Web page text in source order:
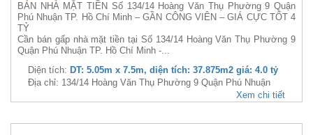
BÁN NHÀ MẶT TIỀN Số 134/14 Hoàng Văn Thụ Phường 9 Quận
Phú Nhuận TP. Hồ Chí Minh – GẦN CÔNG VIÊN – GIÁ CỰC TỐT 4
TỶ
Cần bán gấp nhà mặt tiền tại Số 134/14 Hoàng Văn Thụ Phường 9
Quận Phú Nhuận TP. Hồ Chí Minh -...
Diện tích: DT: 5.05m x 7.5m, diện tích: 37.875m2 giá: 4.0 tỷ
Địa chỉ: 134/14 Hoàng Văn Thụ Phường 9 Quận Phú Nhuận
Xem chi tiết